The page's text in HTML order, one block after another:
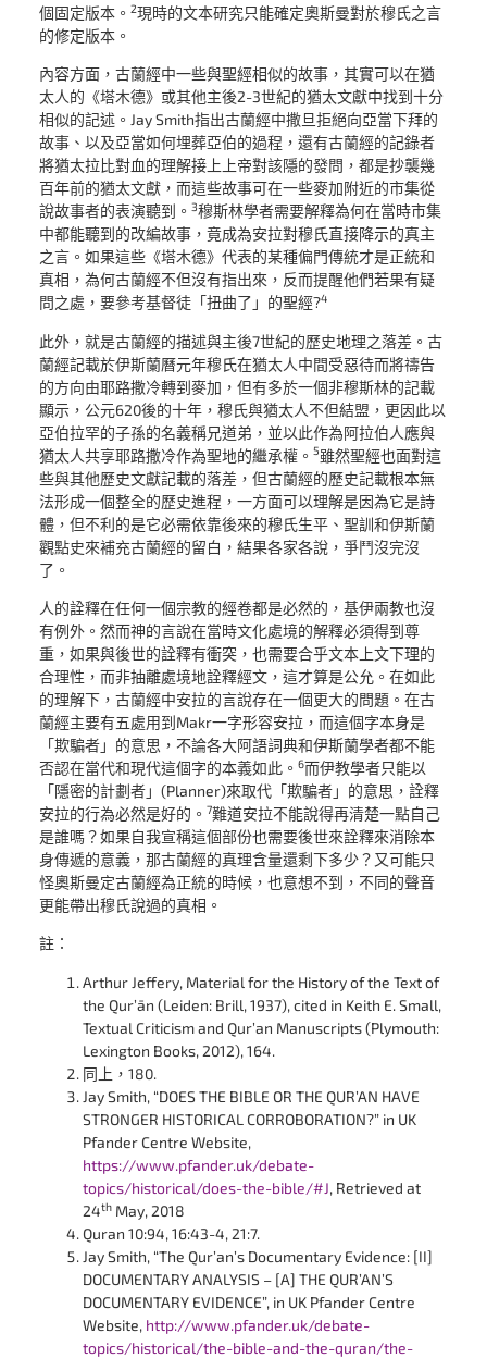
個固定版本。 2現時的文本研究只能確定奧斯曼對於穆氏之言
的修定版本。
內容方面，古蘭經中一些與聖經相似的故事，其實可以在猶
太人的《塔木德》或其他主後2-3世紀的猶太文獻中找到十分
相似的記述。Jay Smith指出古蘭經中撒旦拒絕向亞當下拜的
故事、以及亞當如何埋葬亞伯的過程，還有古蘭經的記錄者
將猶太拉比對血的理解接上上帝對該隱的發問，都是抄襲幾
百年前的猶太文獻，而這些故事可在一些麥加附近的市集從
說故事者的表演聽到。 3穆斯林學者需要解釋為何在當時市集
中都能聽到的改編故事，竟成為安拉對穆氏直接降示的真主
之言。如果這些《塔木德》代表的某種偏門傳統才是正統和
真相，為何古蘭經不但沒有指出來，反而提醒他們若果有疑
問之處，要參考基督徒「扭曲了」的聖經?4
此外，就是古蘭經的描述與主後7世紀的歷史地理之落差。古
蘭經記載於伊斯蘭曆元年穆氏在猶太人中間受惡待而將禱告
的方向由耶路撒冷轉到麥加，但有多於一個非穆斯林的記載
顯示，公元620後的十年，穆氏與猶太人不但結盟，更因此以
亞伯拉罕的子孫的名義稱兄道弟，並以此作為阿拉伯人應與
猶太人共享耶路撒冷作為聖地的繼承權。 5雖然聖經也面對這
些與其他歷史文獻記載的落差，但古蘭經的歷史記載根本無
法形成一個整全的歷史進程，一方面可以理解是因為它是詩
體，但不利的是它必需依靠後來的穆氏生平、聖訓和伊斯蘭
觀點史來補充古蘭經的留白，結果各家各說，爭鬥沒完沒
了。
人的詮釋在任何一個宗教的經卷都是必然的，基伊兩教也沒
有例外。然而神的言說在當時文化處境的解釋必須得到尊
重，如果與後世的詮釋有衝突，也需要合乎文本上文下理的
合理性，而非抽離處境地詮釋經文，這才算是公允。在如此
的理解下，古蘭經中安拉的言說存在一個更大的問題。在古
蘭經主要有五處用到Makr一字形容安拉，而這個字本身是
「欺騙者」的意思，不論各大阿語詞典和伊斯蘭學者都不能
否認在當代和現代這個字的本義如此。 6而伊教學者只能以
「隱密的計劃者」(Planner)來取代「欺騙者」的意思，詮釋
安拉的行為必然是好的。 7難道安拉不能說得再清楚一點自己
是誰嗎？如果自我宣稱這個部份也需要後世來詮釋來消除本
身傳遞的意義，那古蘭經的真理含量還剩下多少？又可能只
怪奧斯曼定古蘭經為正統的時候，也意想不到，不同的聲音
更能帶出穆氏說過的真相。
註：
Arthur Jeffery, Material for the History of the Text of
the Qur’ān (Leiden: Brill, 1937), cited in Keith E. Small,
Textual Criticism and Qur’an Manuscripts (Plymouth:
Lexington Books, 2012), 164.
同上，180.
Jay Smith, “DOES THE BIBLE OR THE QUR’AN HAVE
STRONGER HISTORICAL CORROBORATION?” in UK
Pfander Centre Website,
https://www.pfander.uk/debate-
topics/historical/does-the-bible/#J, Retrieved at
24thMay, 2018
Quran 10:94, 16:43-4, 21:7.
Jay Smith, “The Qur’an’s Documentary Evidence: [II]
DOCUMENTARY ANALYSIS – [A] THE QUR’AN’S
DOCUMENTARY EVIDENCE”, in UK Pfander Centre
Website, http://www.pfander.uk/debate-
topics/historical/the-bible-and-the-quran/the-